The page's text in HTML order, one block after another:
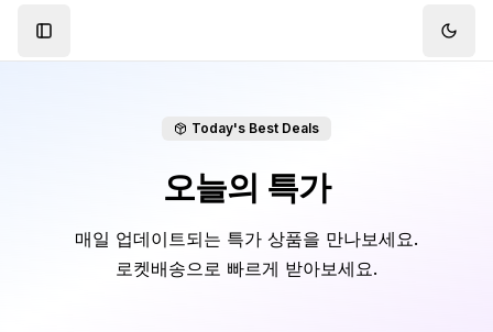
Toggle Sidebar
Today's Best Deals
오늘의 특가
매일 업데이트되는 특가 상품을 만나보세요.
로켓배송으로 빠르게 받아보세요.